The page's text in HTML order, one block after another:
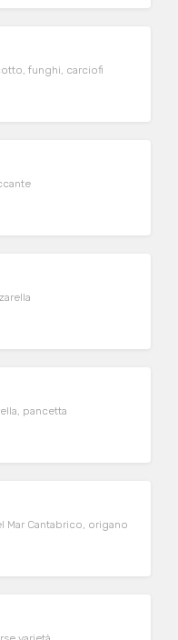
funghi, carciofi
pancetta
Mar Cantabrico, origano